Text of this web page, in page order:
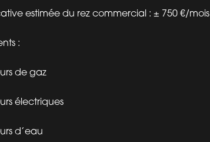
estimée du rez commercial : ± 750 €/mois
:
de gaz
électriques
d’eau